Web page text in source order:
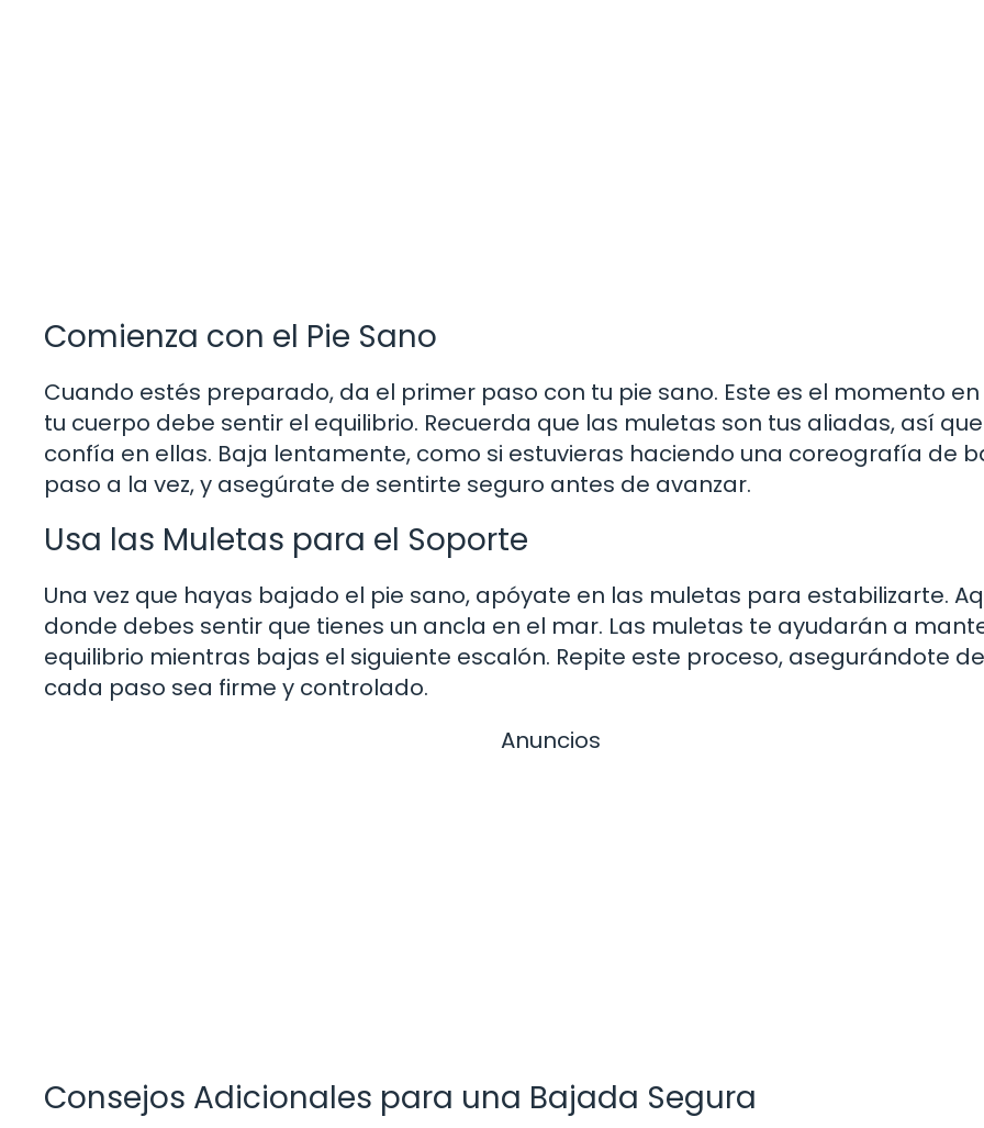
Comienza con el Pie Sano
Cuando estés preparado, da el primer paso con tu pie sano. Este es el momento
tu cuerpo debe sentir el equilibrio. Recuerda que las muletas son tus aliadas, así que
confía en ellas. Baja lentamente, como si estuvieras haciendo una coreografía de
paso a la vez, y asegúrate de sentirte seguro antes de avanzar.
Usa las Muletas para el Soporte
Una vez que hayas bajado el pie sano, apóyate en las muletas para estabilizarte.
donde debes sentir que tienes un ancla en el mar. Las muletas te ayudarán a
equilibrio mientras bajas el siguiente escalón. Repite este proceso, asegurándote
cada paso sea firme y controlado.
Anuncios
Consejos Adicionales para una Bajada Segura